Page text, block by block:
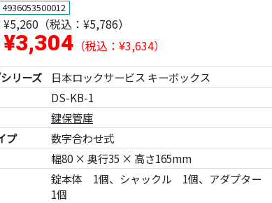
4936053500012
¥5,260 （税込：¥5,786）
¥3,304 （税込：¥3,634）
リーズ
日本ロックサービス キーボックス
DS-KB-1
鍵保管庫
プ
数字合わせ式
幅80 × 奥行35 × 高さ165mm
錠本体 1個、シャックル 1個、アダプター
1個